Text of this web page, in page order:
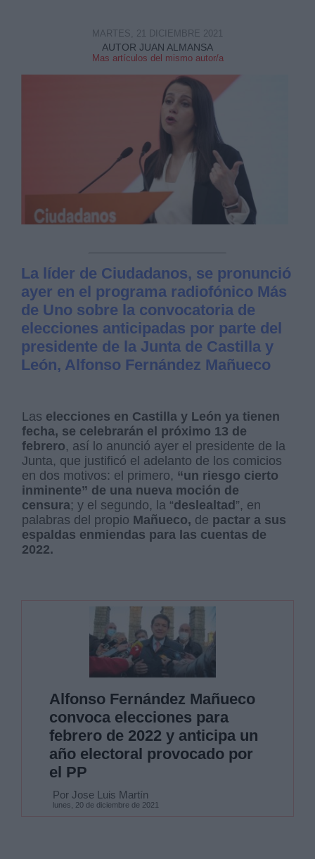
AUTOR JUAN ALMANSA
Mas artículos del mismo autor/a
MARTES, 21 DICIEMBRE 2021
La líder de Ciudadanos, se pronunció
ayer en el programa radiofónico Más
de Uno sobre la convocatoria de
elecciones anticipadas por parte del
presidente de la Junta de Castilla y
León, Alfonso Fernández Mañueco
Las elecciones en Castilla y León ya tienen
fecha, se celebrarán el próximo 13 de
febrero, así lo anunció ayer el presidente de la
Junta, que justificó el adelanto de los comicios
en dos motivos: el primero, “un riesgo cierto
inminente” de una nueva moción de
censura; y el segundo, la “deslealtad ”, en
palabras del propio Mañueco, de pactar a sus
espaldas enmiendas para las cuentas de
2022.
Alfonso Fernández Mañueco
convoca elecciones para
febrero de 2022 y anticipa un
año electoral provocado por
el PP
Por Jose Luis Martín
lunes, 20 de diciembre de 2021
link